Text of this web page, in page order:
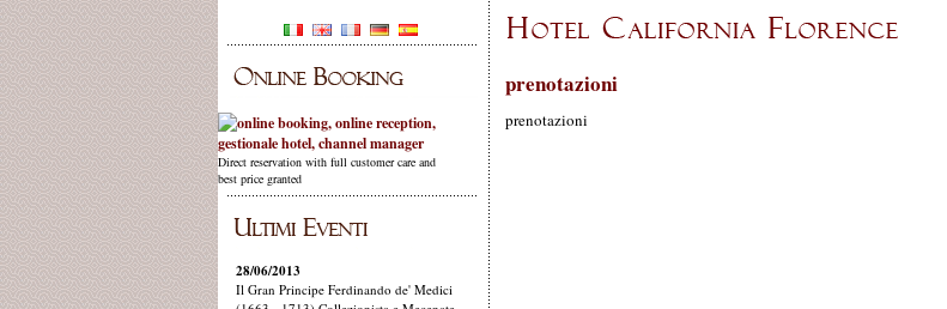
Direct reservation with full customer care and
best price granted
prenotazioni
prenotazioni